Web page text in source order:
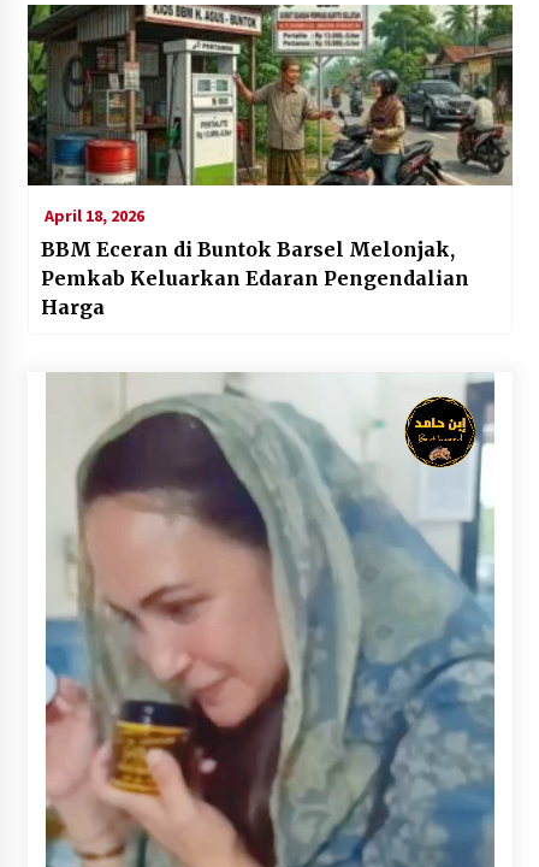
April 18, 2026
BBM Eceran di Buntok Barsel Melonjak,
Pemkab Keluarkan Edaran Pengendalian
Harga